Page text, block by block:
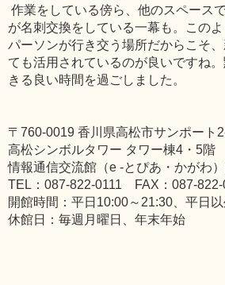
作業をしている傍ら、他のスペース
が名刺交換をしている一幕も。この
パーソンが行き交う場所だからこそ
ても活用されているのが良いですね
きる良い時間を過ごしました。
〒760-0019 香川県高松市サンポート
高松シンボルタワー タワー棟4・5階
情報通信交流館（e -とぴあ・かがわ
TEL：087-822-0111 FAX：087-822-
開館時間：平日10:00～21:30、平日
休館日：毎週月曜日、年末年始